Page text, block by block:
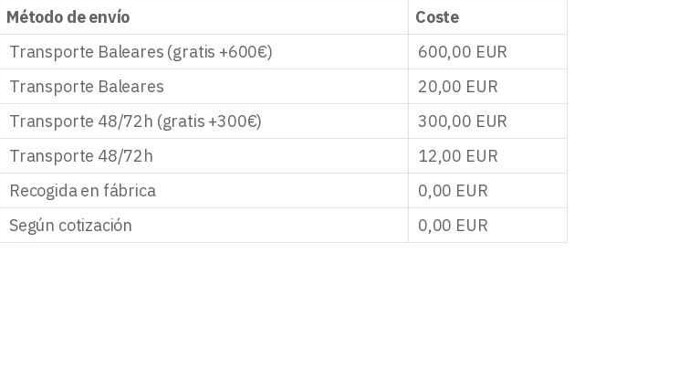
Método de envío
Coste
Transporte Baleares (gratis +600€) 600,00 EUR
Transporte Baleares
20,00 EUR
Transporte 48/72h (gratis +300€) 300,00 EUR
Transporte 48/72h
12,00 EUR
Recogida en fábrica
0,00 EUR
Según cotización 0,00 EUR